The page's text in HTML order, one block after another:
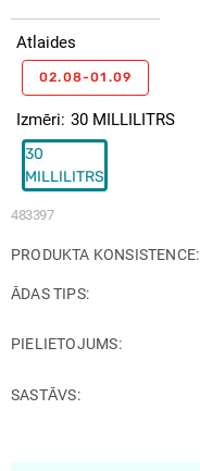
483397
Izmēri 30 MILLILITRS
30
MILLILITRS
Atlaides
02.08-01.09
PRODUKTA KONSISTENCE
ĀDAS TIPS
PIELIETOJUMS
SASTĀVS